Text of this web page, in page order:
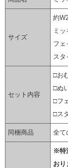
サイズ
約
ミ
フェ
ス
セット内容
□お
□ぬ
□フ
□ス
同梱商品 全て
※特
おり